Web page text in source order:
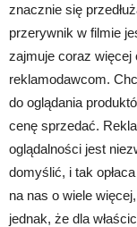
znacznie się
przerywnik w filmie
zajmuje coraz więcej
reklamodawcom.
do oglądania
cenę sprzedać.
oglądalności jest
domyślić, i tak
na nas o wiele
jednak, że dla